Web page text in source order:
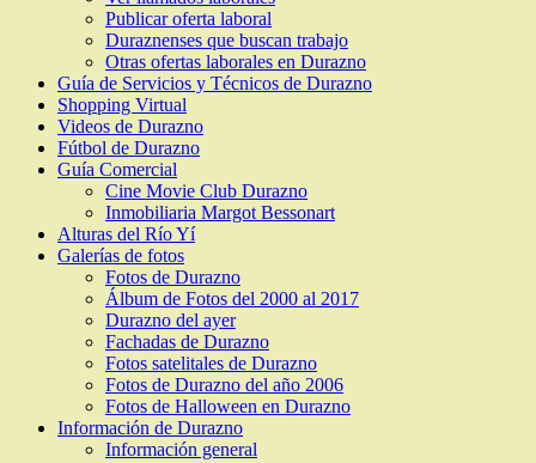
Publicar oferta laboral
Duraznenses que buscan trabajo
Otras ofertas laborales en Durazno
Guía de Servicios y Técnicos de Durazno
Shopping Virtual
Videos de Durazno
Fútbol de Durazno
Guía Comercial
Cine Movie Club Durazno
Inmobiliaria Margot Bessonart
Alturas del Río Yí
Galerías de fotos
Fotos de Durazno
Álbum de Fotos del 2000 al 2017
Durazno del ayer
Fachadas de Durazno
Fotos satelitales de Durazno
Fotos de Durazno del año 2006
Fotos de Halloween en Durazno
Información de Durazno
Información general